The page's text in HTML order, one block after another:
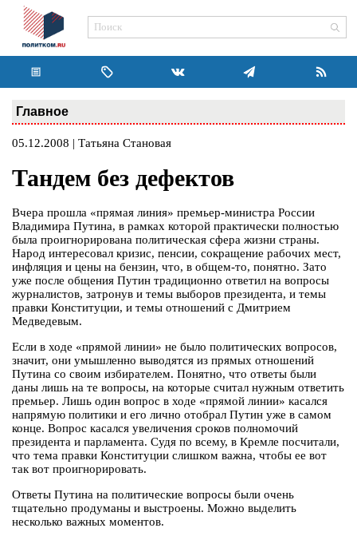
Главное
05.12.2008 | Татьяна Становая
Тандем без дефектов
Вчера прошла «прямая линия» премьер-министра России
Владимира Путина, в рамках которой практически полностью
была проигнорирована политическая сфера жизни страны.
Народ интересовал кризис, пенсии, сокращение рабочих мест,
инфляция и цены на бензин, что, в общем-то, понятно. Зато
уже после общения Путин традиционно ответил на вопросы
журналистов, затронув и темы выборов президента, и темы
правки Конституции, и темы отношений с Дмитрием
Медведевым.
Если в ходе «прямой линии» не было политических вопросов,
значит, они умышленно выводятся из прямых отношений
Путина со своим избирателем. Понятно, что ответы были
даны лишь на те вопросы, на которые считал нужным ответить
премьер. Лишь один вопрос в ходе «прямой линии» касался
напрямую политики и его лично отобрал Путин уже в самом
конце. Вопрос касался увеличения сроков полномочий
президента и парламента. Судя по всему, в Кремле посчитали,
что тема правки Конституции слишком важна, чтобы ее вот
так вот проигнорировать.
Ответы Путина на политические вопросы были очень
тщательно продуманы и выстроены. Можно выделить
несколько важных моментов.